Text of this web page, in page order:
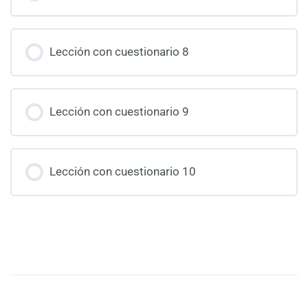
Lección con cuestionario 8
Lección con cuestionario 9
Lección con cuestionario 10